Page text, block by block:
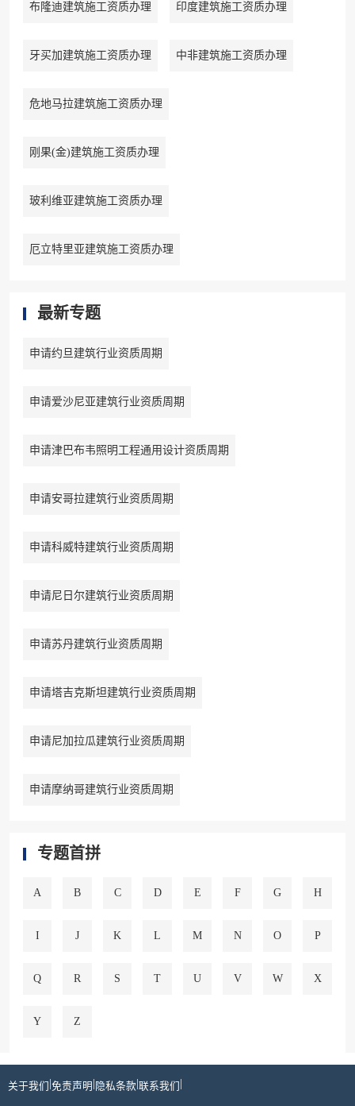
布隆迪建筑施工资质办理 印度建筑施工资质办理
牙买加建筑施工资质办理 中非建筑施工资质办理
危地马拉建筑施工资质办理
刚果(金)建筑施工资质办理
玻利维亚建筑施工资质办理
厄立特里亚建筑施工资质办理
最新专题
申请约旦建筑行业资质周期
申请爱沙尼亚建筑行业资质周期
申请津巴布韦照明工程通用设计资质周期
申请安哥拉建筑行业资质周期
申请科威特建筑行业资质周期
申请尼日尔建筑行业资质周期
申请苏丹建筑行业资质周期
申请塔吉克斯坦建筑行业资质周期
申请尼加拉瓜建筑行业资质周期
申请摩纳哥建筑行业资质周期
专题首拼
A B C D E F G H
I J K L M N O P
Q R S T U V W X
Y Z
关于我们 免责声明 隐私条款 联系我们